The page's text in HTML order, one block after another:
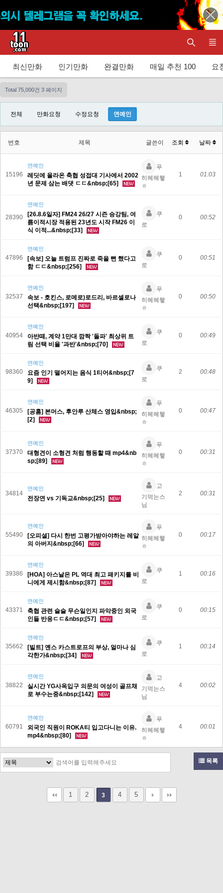
최신만화 인기만화 완결만화 매일 추천 100 요
Total 75,000건 3 페이지
전체 만화요청 수정요청 연예인
번호 제목 글쓴이 조회 날짜
15196
연예인
레딧에 올라온 축협 성접대 기사에서 2002
년 문제 삼는 배댓 ㄷㄷ&nbsp;[65]
푸
히헤헤햏
ㅎ
1 01:03
28390
연예인
[26.8.6일자] FM24 26/27 시즌 승강팀, 여
름이적시장 적용된 23년도 시작 FM26 이
식 이적...&nbsp;[33]
쿠
로
0 00:52
47896
연예인
[속보] 오늘 트럼프 진짜로 죽을 뻔 했다고
함 ㄷㄷ&nbsp;[256]
쿠
로
0 00:51
32537
연예인
속보 - 호킨스, 로메로)로드리, 바르셀로나
선택&nbsp;[197]
푸
히헤헤햏
ㅎ
0 00:50
40954
연예인
아반떼, 계약 1만대 깜짝 '돌파' 최상위 트
림 선택 비율 '과반'&nbsp;[70]
쿠
로
0 00:49
98360
연예인
요즘 인기 떨어지는 음식 1티어&nbsp;[7
9]
쿠
로
2 00:48
46305
연예인
[공홈] 본머스, 후안루 산체스 영입&nbsp;
[2]
푸
히헤헤햏
ㅎ
0 00:47
37370
연예인
대형견이 소형견 처럼 행동할 때 mp4&nb
sp;[89]
푸
히헤헤햏
ㅎ
0 00:31
34814
연예인
전장연 vs 기독교&nbsp;[25]
고
기먹는스
님
2 00:31
55490
연예인
[오피셜] 다시 한번 고평가받아야하는 레알
의 아버지&nbsp;[66]
푸
히헤헤햏
ㅎ
0 00:17
39386
연예인
[HOA] 아스날은 PL 역대 최고 패키지를 비
니에게 제시함&nbsp;[87]
쿠
로
1 00:16
43371
연예인
축협 관련 슬슬 무슨일인지 파악중인 외국
인들 반응ㄷㄷ&nbsp;[57]
쿠
로
0 00:15
35662
연예인
[빌트] 옌스 카스트로프의 부상, 얼마나 심
각한가&nbsp;[34]
쿠
로
1 00:14
38822
연예인
실시간 YG사옥입구 의문의 여성이 골프채
로 부수는중&nbsp;[142]
고
기먹는스
님
4 00:02
60791
연예인
외국인 직원이 ROKA티 입고다니는 이유.
mp4&nbsp;[80]
푸
히헤헤햏
ㅎ
4 00:01
목록
1 2 3 4 5